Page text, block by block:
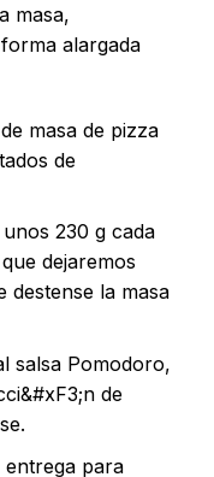
masa,
alargada
masa de pizza
de
230 g cada
dejaremos
destense la masa
salsa Pomodoro,
de
entrega para